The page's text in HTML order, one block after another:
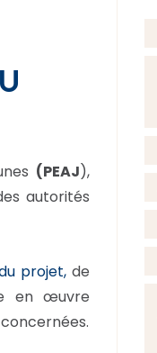
(PEAJ),
autorités
projet,de
en œuvre